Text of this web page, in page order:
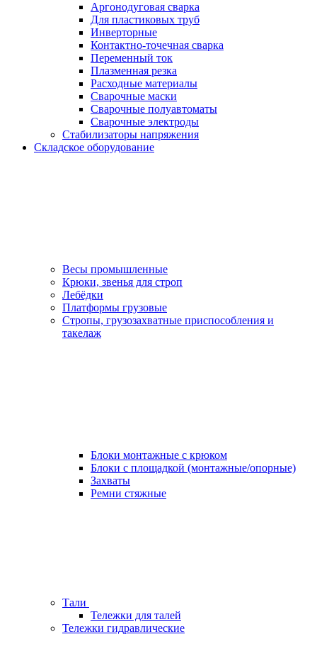
Аргонодуговая сварка
Для пластиковых труб
Инверторные
Контактно-точечная сварка
Переменный ток
Плазменная резка
Расходные материалы
Сварочные маски
Сварочные полуавтоматы
Сварочные электроды
Стабилизаторы напряжения
Складское оборудование
Весы промышленные
Крюки, звенья для строп
Лебёдки
Платформы грузовые
Стропы, грузозахватные приспособления и
такелаж
Блоки монтажные с крюком
Блоки с площадкой (монтажные/опорные)
Захваты
Ремни стяжные
Тали
Тележки для талей
Тележки гидравлические